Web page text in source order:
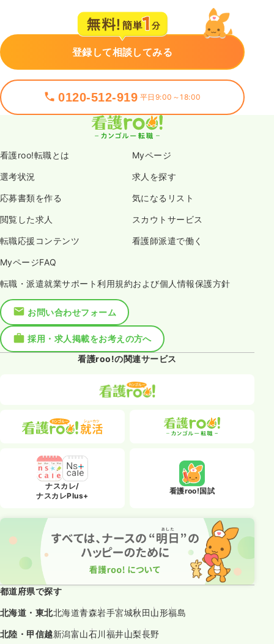
登録して相談してみる
0120-512-919 平日9:00～18:00
看護roo!転職とは Myページ
選考状況 求人を探す
応募書類を作る 気になるリスト
閲覧した求人 スカウトサービス
転職応援コンテンツ 看護師派遣で働く
MyページFAQ
転職・派遣就業サポート利用規約および個人情報保護方針
お問い合わせフォーム
採用・求人掲載をお考えの方へ
看護roo!の関連サービス
ナスカレ/
ナスカレPlus+
看護roo!国試
都道府県で探す
北海道・東北北海道青森岩手宮城秋田 山形福島
北陸・甲信越新潟富山石川 福井山梨長野